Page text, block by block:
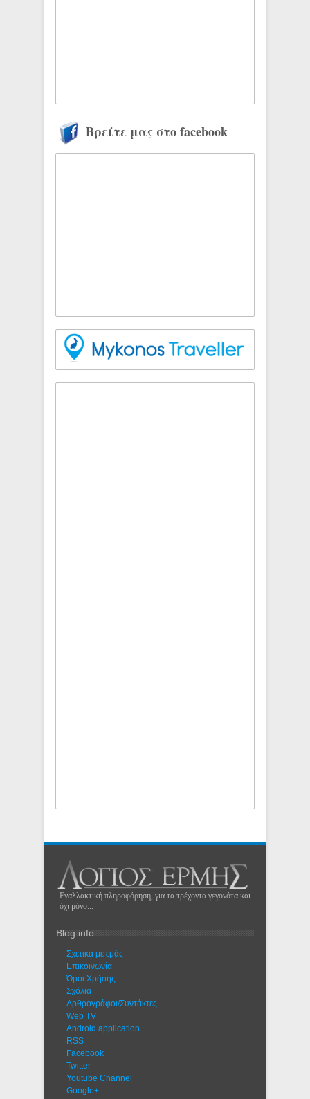
Βρείτε μας στο facebook
Εναλλακτική πληροφόρηση, για τα τρέχοντα γεγονότα και
όχι μόνο...
Blog info
Σχετικά με εμάς
Eπικοινωνία
Όροι Χρήσης
Σχόλια
Αρθρογράφοι/Συντάκτες
Web TV
Android application
RSS
Facebook
Twitter
Youtube Channel
Google+